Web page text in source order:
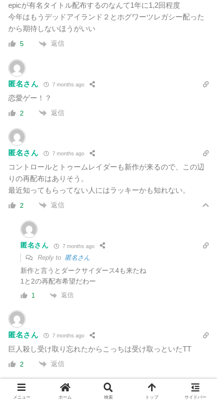
epicが有名タイトル配布するのなんて1年に1,2回程度
今年はもうデッドアイランド２とホグワーツレガシー配った
から期待しないほうがいい
5 返信
匿名さん 7 months ago
恋愛ゲー！？
2 返信
匿名さん 7 months ago
コントロールとトゥームレイダーも新作が来るので、この辺
りの再配布はありそう。
最近知ってもらってない人にはラッキーかも知れない。
2 返信
匿名さん 7 months ago
Reply to 匿名さん
新作と言うとダークサイダース4も来たね
1と2の再配布希望だわー
1 返信
匿名さん 7 months ago
巨人殺し受け取り忘れたからこっちは受け取っといたTT
2 返信
メニュー ホーム 検索 トップ サイドバー